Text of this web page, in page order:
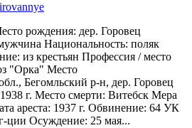
рождения: дер. Горовец
Национальность: поляк
из крестьян Профессия / место
"Орка" Место
Бегомльский р-н, дер. Горовец
г. Место смерти: Витебск Мера
ареста: 1937 г. Обвинение: 64 УК
ции Осуждение: 25 мая...